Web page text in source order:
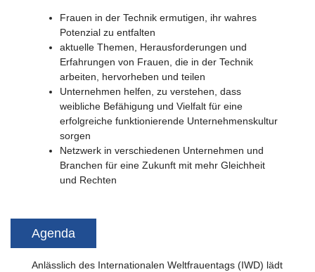
Frauen in der Technik ermutigen, ihr wahres
Potenzial zu entfalten
aktuelle Themen, Herausforderungen und
Erfahrungen von Frauen, die in der Technik
arbeiten, hervorheben und teilen
Unternehmen helfen, zu verstehen, dass
weibliche Befähigung und Vielfalt für eine
erfolgreiche funktionierende Unternehmenskultur
sorgen
Netzwerk in verschiedenen Unternehmen und
Branchen für eine Zukunft mit mehr Gleichheit
und Rechten
Agenda
Anlässlich des Internationalen Weltfrauentags (IWD) lädt